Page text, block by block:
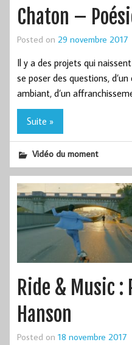
Chaton –
Posted on 29 novembre 2017
Il y a des projets qui
se poser des questions,
ambiant, d’un
Suite »
Vidéo du moment
Ride & Music :
Hanson
Posted on 18 novembre 2017